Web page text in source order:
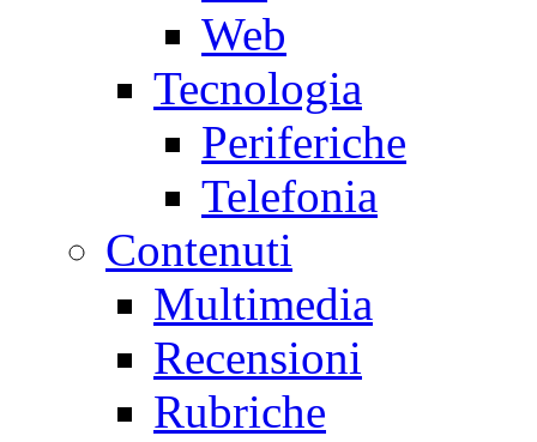
Web
Tecnologia
Periferiche
Telefonia
Contenuti
Multimedia
Recensioni
Rubriche